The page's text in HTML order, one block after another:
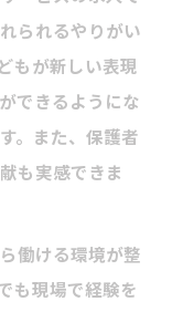
られるやりがい
もが新しい表現
できるようにな
。また、保護者
も実感できま
働ける環境が整
も現場で経験を